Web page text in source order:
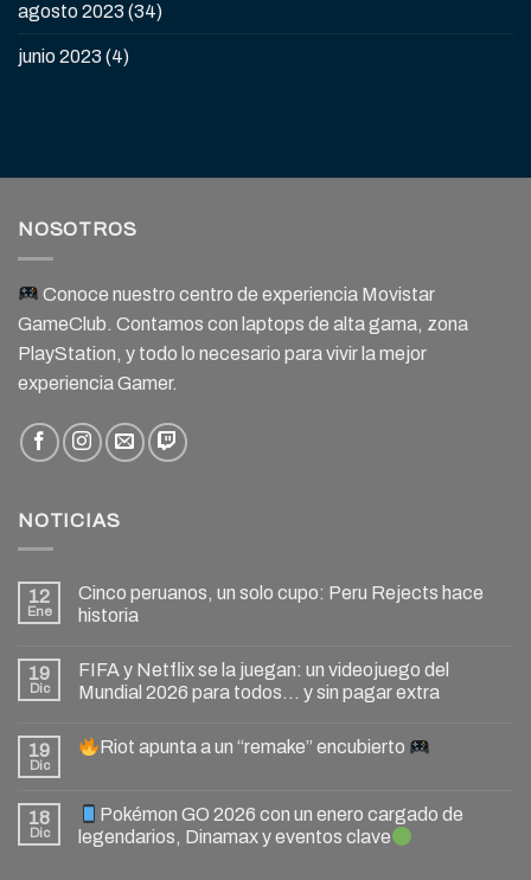
agosto 2023 (34)
junio 2023 (4)
NOSOTROS
Conoce nuestro centro de experiencia Movistar
GameClub. Contamos con laptops de alta gama, zona
PlayStation, y todo lo necesario para vivir la mejor
experiencia Gamer.
NOTICIAS
12
Ene
Cinco peruanos, un solo cupo: Peru Rejects hace
historia
19
Dic
FIFA y Netflix se la juegan: un videojuego del
Mundial 2026 para todos… y sin pagar extra
19
Dic
Riot apunta a un “remake” encubierto
18
Dic
Pokémon GO 2026 con un enero cargado de
legendarios, Dinamax y eventos clave